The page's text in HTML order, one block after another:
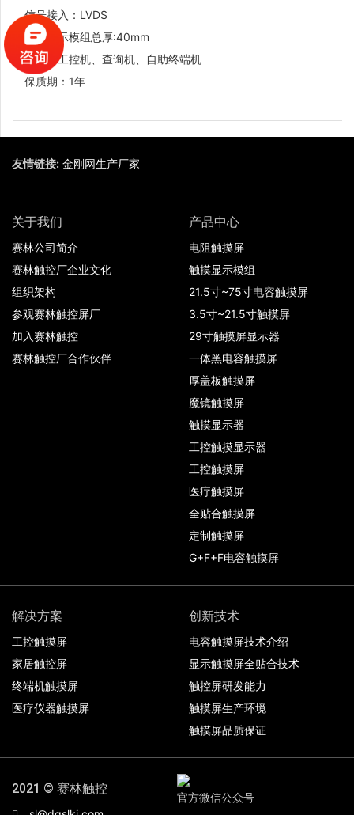
信号接入：LVDS
触摸显示模组总厚:40mm
用途：工控机、查询机、自助终端机
保质期：1年
友情链接: 金刚网生产厂家
关于我们
赛林公司简介
赛林触控厂企业文化
组织架构
参观赛林触控屏厂
加入赛林触控
赛林触控厂合作伙伴
产品中心
电阻触摸屏
触摸显示模组
21.5寸~75寸电容触摸屏
3.5寸~21.5寸触摸屏
29寸触摸屏显示器
一体黑电容触摸屏
厚盖板触摸屏
魔镜触摸屏
触摸显示器
工控触摸显示器
工控触摸屏
医疗触摸屏
全贴合触摸屏
定制触摸屏
G+F+F电容触摸屏
解决方案
工控触摸屏
家居触控屏
终端机触摸屏
医疗仪器触摸屏
创新技术
电容触摸屏技术介绍
显示触摸屏全贴合技术
触控屏研发能力
触摸屏生产环境
触摸屏品质保证
2021 © 赛林触控
官方微信公众号